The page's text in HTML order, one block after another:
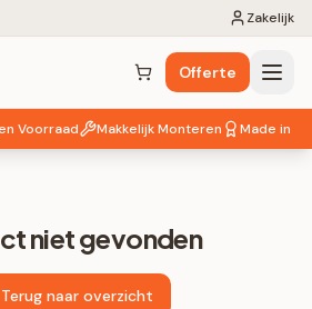
Zakelijk
Winkelwagen ( 0 items)
Offerte
Voorraad Makkelijk Monteren Made in EU
niet gevonden
Terug naar overzicht